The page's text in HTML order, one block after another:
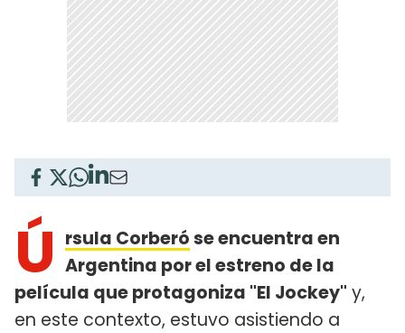
Ú rsula Corberóse encuentra en
Argentina por el estreno de la
película que protagoniza "El Jockey" y,
en este contexto, estuvo asistiendo a